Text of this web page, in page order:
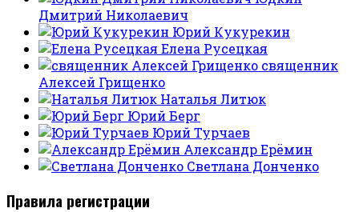
Дмитрий Николаевич
Юрий Кукурекин
Елена Русецкая
священник
Алексей Грищенко
Наталья Литюк
Юрий Берг
Юрий Турчаев
Александр Ерёмин
Светлана Донченко
Правила регистрации